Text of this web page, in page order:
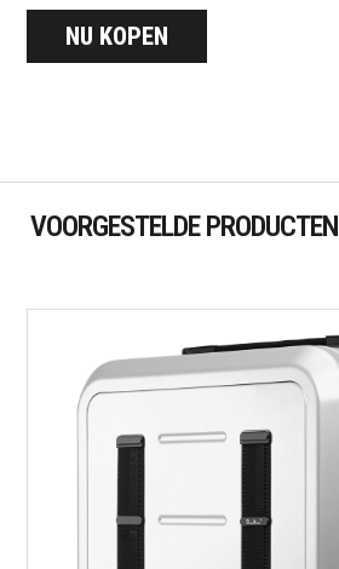
NU KOPEN
VOORGESTELDE PRODUCTEN